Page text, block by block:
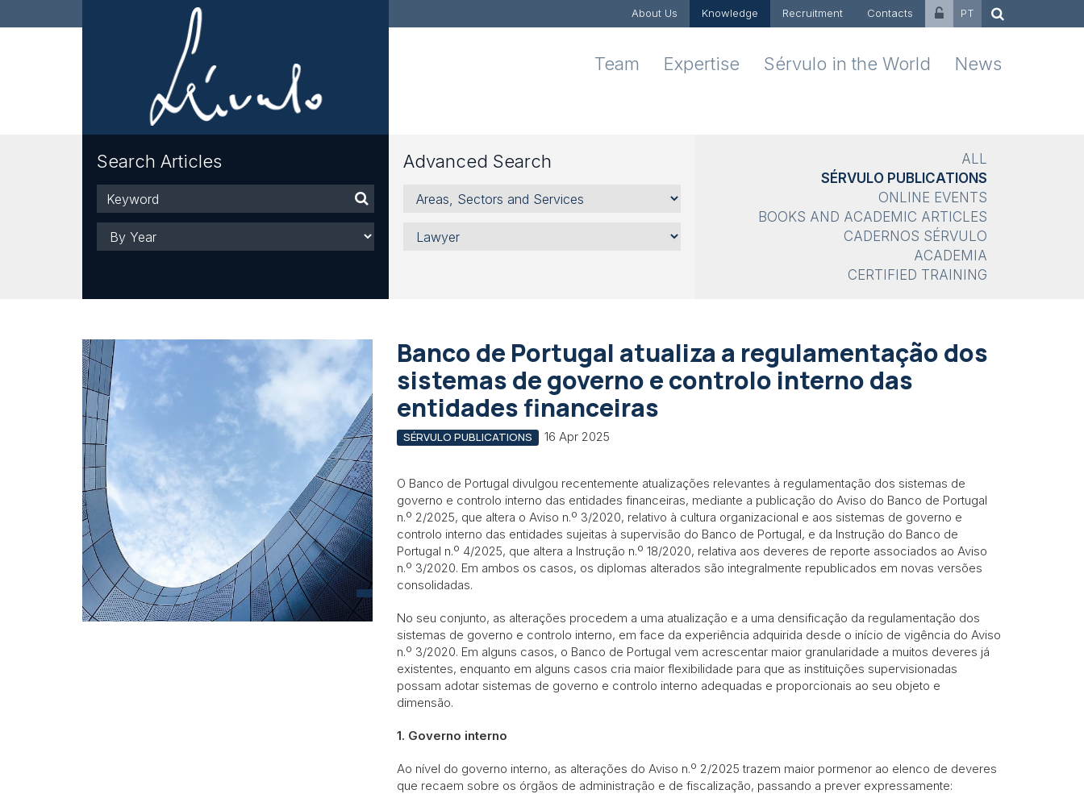
About Us Knowledge Recruitment Contacts PT
Team Expertise Sérvulo in the World News
Search Articles
Keyword
Year
Advanced Search
Areas,
Sectors
Services
Lawyer
ALL
SÉRVULO PUBLICATIONS
ONLINE EVENTS
BOOKS AND ACADEMIC ARTICLES
CADERNOS SÉRVULO
ACADEMIA
CERTIFIED TRAINING
Banco de Portugal atualiza a regulamentação dos
sistemas de governo e controlo interno das
entidades financeiras
SÉRVULO PUBLICATIONS 16 Apr 2025
O Banco de Portugal divulgou recentemente atualizações relevantes à regulamentação dos sistemas de
governo e controlo interno das entidades financeiras, mediante a publicação do Aviso do Banco de Portugal
n.º 2/2025, que altera o Aviso n.º 3/2020, relativo à cultura organizacional e aos sistemas de governo e
controlo interno das entidades sujeitas à supervisão do Banco de Portugal, e da Instrução do Banco de
Portugal n.º 4/2025, que altera a Instrução n.º 18/2020, relativa aos deveres de reporte associados ao Aviso
n.º 3/2020. Em ambos os casos, os diplomas alterados são integralmente republicados em novas versões
consolidadas.
No seu conjunto, as alterações procedem a uma atualização e a uma densificação da regulamentação dos
sistemas de governo e controlo interno, em face da experiência adquirida desde o início de vigência do Aviso
n.º 3/2020. Em alguns casos, o Banco de Portugal vem acrescentar maior granularidade a muitos deveres já
existentes, enquanto em alguns casos cria maior flexibilidade para que as instituições supervisionadas
possam adotar sistemas de governo e controlo interno adequadas e proporcionais ao seu objeto e
dimensão.
1. Governo interno
Ao nível do governo interno, as alterações do Aviso n.º 2/2025 trazem maior pormenor ao elenco de deveres
que recaem sobre os órgãos de administração e de fiscalização, passando a prever expressamente: